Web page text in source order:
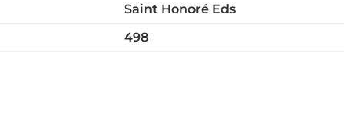
Saint Honoré Eds
498